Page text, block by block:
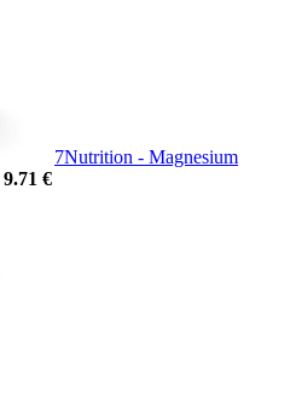
7Nutrition - Magnesium
9.71 €